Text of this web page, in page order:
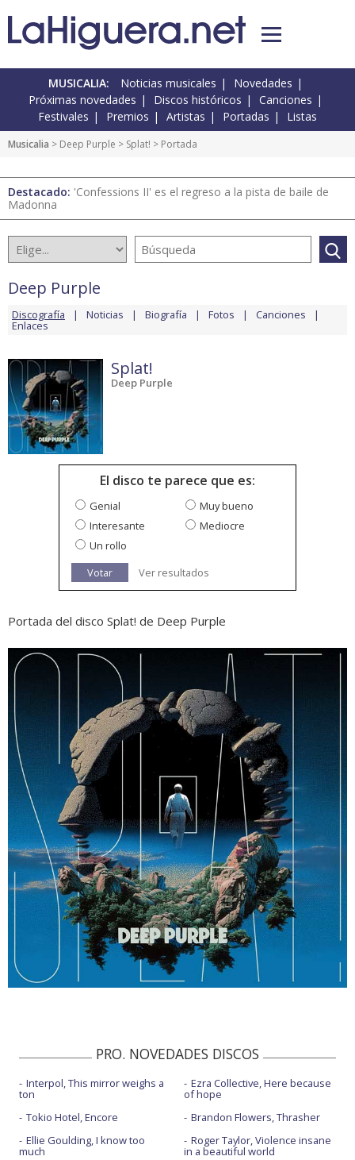
MUSICALIA: Noticias musicales
Novedades
Próximas novedades
Discos históricos
Canciones
Festivales
Premios Artistas Portadas Listas
Musicalia > Deep Purple > Splat! > Portada
Destacado: 'Confessions II' es el regreso a la pista de baile de
Madonna
Deep Purple
Discografía Noticias Biografía Fotos Canciones
Enlaces
Splat!
Deep Purple
El disco te parece que es:
Genial
Muy bueno
Interesante
Mediocre
Un rollo
Votar
Ver resultados
Portada del disco Splat! de Deep Purple
PRO. NOVEDADES DISCOS
Interpol, This mirror weighs a
ton
Tokio Hotel, Encore
Ellie Goulding, I know too
much
Ezra Collective, Here because
of hope
Brandon Flowers, Thrasher
Roger Taylor, Violence insane
in a beautiful world